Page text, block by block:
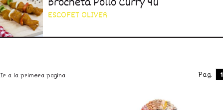
ESCOFET OLIVER
Ir a la primera pagina Pag. 1